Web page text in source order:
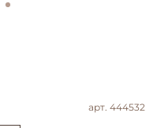
арт. 444532